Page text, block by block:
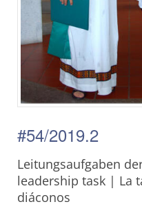
#54/2019.2
Leitungsaufgaben
leadership task | La
diáconos